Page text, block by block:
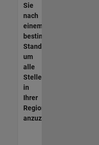
Sie
nach
einem
bestimmten
Standort,
um
alle
Stellenangebote
in
Ihrer
Region
anzuzeigen.